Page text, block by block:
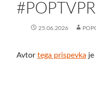
25.06.2026
Avtor tega prispevka je